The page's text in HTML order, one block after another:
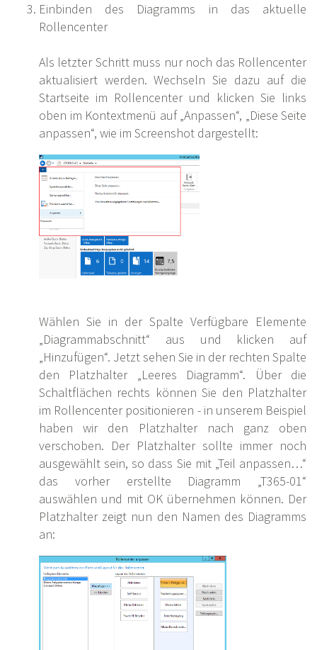
Einbinden des Diagramms in das aktuelle
Rollencenter
Als letzter Schritt muss nur noch das Rollencenter
aktualisiert werden. Wechseln Sie dazu auf die
Startseite im Rollencenter und klicken Sie links
oben im Kontextmenü auf „Anpassen“, „Diese Seite
anpassen“, wie im Screenshot dargestellt:
Wählen Sie in der Spalte Verfügbare Elemente
„Diagrammabschnitt“ aus und klicken auf
„Hinzufügen“. Jetzt sehen Sie in der rechten Spalte
den Platzhalter „Leeres Diagramm“. Über die
Schaltflächen rechts können Sie den Platzhalter
im Rollencenter positionieren - in unserem Beispiel
haben wir den Platzhalter nach ganz oben
verschoben. Der Platzhalter sollte immer noch
ausgewählt sein, so dass Sie mit „Teil anpassen…“
das vorher erstellte Diagramm „T365-01“
auswählen und mit OK übernehmen können. Der
Platzhalter zeigt nun den Namen des Diagramms
an: